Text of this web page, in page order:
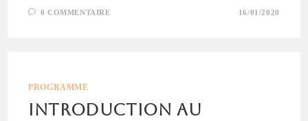
0 COMMENTAIRE 16/01/2020
PROGRAMME
Introduction au